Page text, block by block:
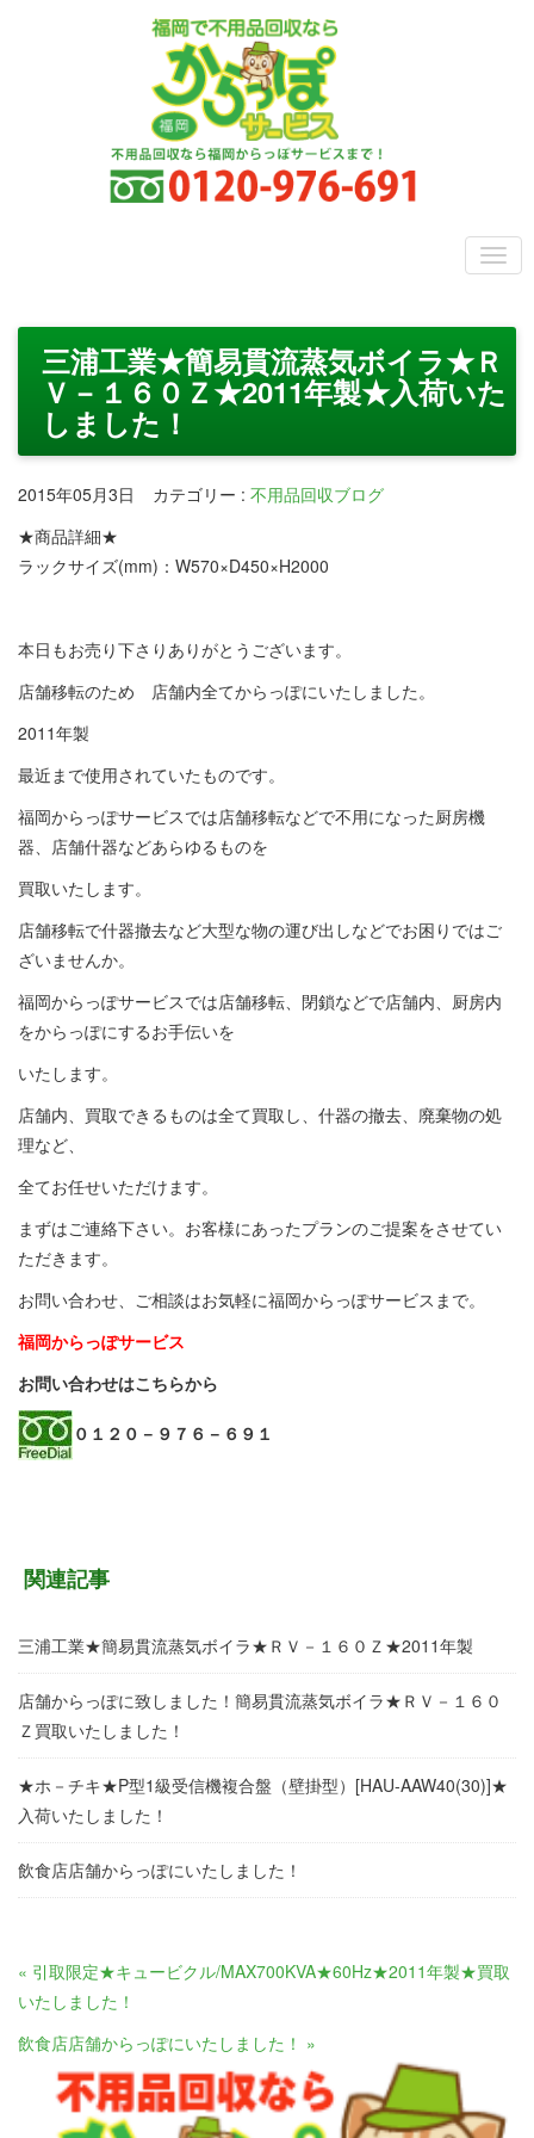
三浦工業★簡易貫流蒸気ボイラ★Ｒ
Ｖ－１６０Ｚ★2011年製★入荷いた
しました！
2015年05月3日 カテゴリー : 不用品回収ブログ
★商品詳細★
ラックサイズ(mm)：W570×D450×H2000
本日もお売り下さりありがとうございます。
店舗移転のため 店舗内全てからっぽにいたしました。
2011年製
最近まで使用されていたものです。
福岡からっぽサービスでは店舗移転などで不用になった厨房機
器、店舗什器などあらゆるものを
買取いたします。
店舗移転で什器撤去など大型な物の運び出しなどでお困りではご
ざいませんか。
福岡からっぽサービスでは店舗移転、閉鎖などで店舗内、厨房内
をからっぽにするお手伝いを
いたします。
店舗内、買取できるものは全て買取し、什器の撤去、廃棄物の処
理など、
全てお任せいただけます。
まずはご連絡下さい。お客様にあったプランのご提案をさせてい
ただきます。
お問い合わせ、ご相談はお気軽に福岡からっぽサービスまで。
福岡からっぽサービス
お問い合わせはこちらから
０１２０－９７６－６９１
関連記事
三浦工業★簡易貫流蒸気ボイラ★ＲＶ－１６０Ｚ★2011年製
店舗からっぽに致しました！簡易貫流蒸気ボイラ★ＲＶ－１６０
Ｚ買取いたしました！
★ホ－チキ★P型1級受信機複合盤（壁掛型）[HAU-AAW40(30)]★
入荷いたしました！
飲食店店舗からっぽにいたしました！
« 引取限定★キュービクル/MAX700KVA★60Hz★2011年製★買取
いたしました！
飲食店店舗からっぽにいたしました！ »